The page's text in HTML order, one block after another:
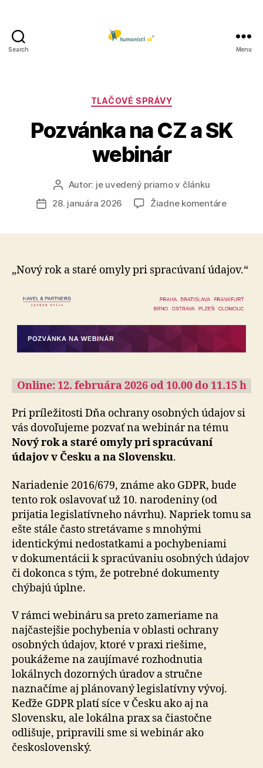
Search Menu
Kategórie
TLAČOVÉ SPRÁVY
Pozvánka na CZ a SK
webinár
Autor
článku
Autor: je uvedený priamo v článku
Dátum
28. januára 2026 Žiadne komentárena
SK
„Nový rok a staré omyly pri spracúvaní údajov.“
Online: 12. februára 2026 od 10.00 do 11.15 h
Pri príležitosti Dňa ochrany osobných údajov si
vás do­vo­ľu­je­me pozvať na webinár na tému
Nový rok a staré omyly pri spracúvaní
údajov v Česku a na Slovensku.
Nariadenie 2016/679, známe ako GDPR, bude
tento rok oslavovať už 10. narodeniny (od
prijatia legislatívneho návrhu). Napriek tomu sa
ešte stále často stretávame s mnohými
identickými nedostatkami a pochybeniami
v dokumentácii k spracúvaniu osobných údajov
či do­kon­ca s tým, že potrebné dokumenty
chýbajú úplne.
V rámci webináru sa preto zameriame na
najčastejšie pochybenia v oblasti ochrany
osobných údajov, ktoré v praxi riešime,
poukážeme na zaujímavé rozhodnutia
lokálnych dozorných úradov a stručne
naznačíme aj plánovaný legislatívny vývoj.
Keďže GDPR platí síce v Česku ako aj na
Slovensku, ale lokálna prax sa čiastočne
odlišuje, pripravili sme si webinár ako
československý.